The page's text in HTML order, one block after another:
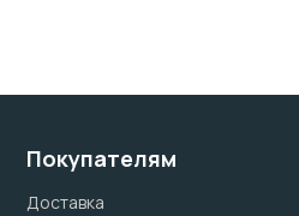
Покупателям
Доставка